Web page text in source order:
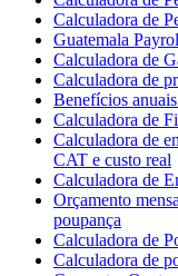
Calculadora de
Guatemala
Calculadora de
Calculadora de
Benefícios
Calculadora de
Calculadora de
CAT e custo real
Calculadora de
Orçamento
poupança
Calculadora de
Calculadora de